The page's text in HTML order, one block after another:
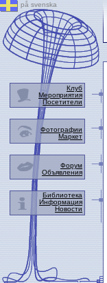
på svenska
Клуб
Мероприятия
Посетители
Фотографии
Маркет
Форум
Объявления
Библиотека
Информация
Новости